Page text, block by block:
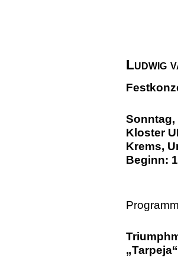
Ludwig
Sonntag,
Kloster
Krems,
Beginn: